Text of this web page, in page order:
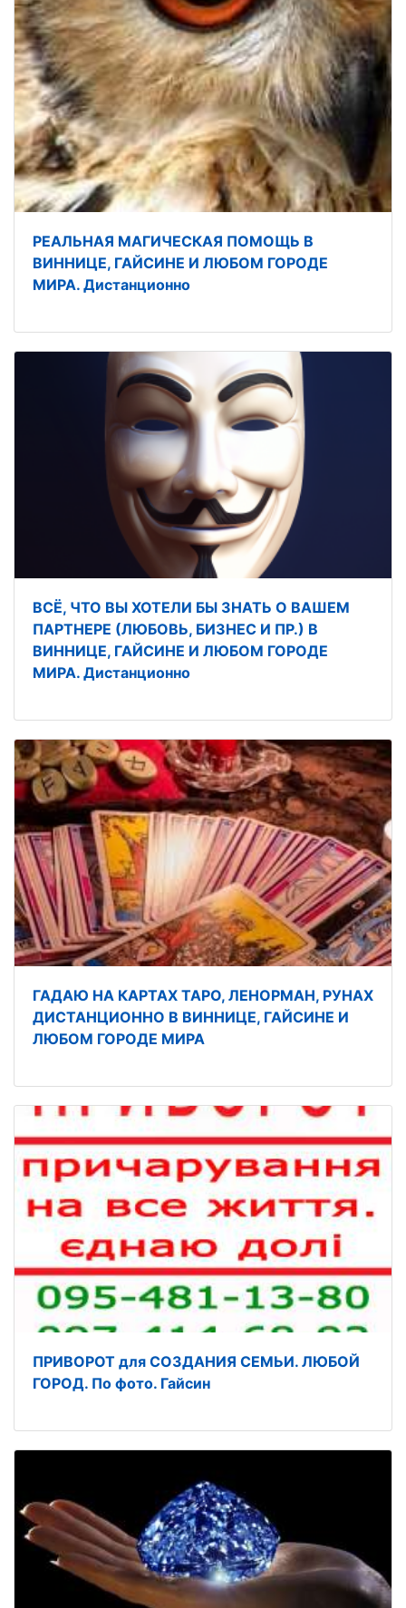
РЕАЛЬНАЯ МАГИЧЕСКАЯ ПОМОЩЬ В
ВИННИЦЕ, ГАЙСИНЕ И ЛЮБОМ ГОРОДЕ
МИРА. Дистанционно
ВСЁ, ЧТО ВЫ ХОТЕЛИ БЫ ЗНАТЬ О ВАШЕМ
ПАРТНЕРЕ (ЛЮБОВЬ, БИЗНЕС И ПР.) В
ВИННИЦЕ, ГАЙСИНЕ И ЛЮБОМ ГОРОДЕ
МИРА. Дистанционно
ГАДАЮ НА КАРТАХ ТАРО, ЛЕНОРМАН, РУНАХ
ДИСТАНЦИОННО В ВИННИЦЕ, ГАЙСИНЕ И
ЛЮБОМ ГОРОДЕ МИРА
ПРИВОРОТ для СОЗДАНИЯ СЕМЬИ. ЛЮБОЙ
ГОРОД. По фото. Гайсин